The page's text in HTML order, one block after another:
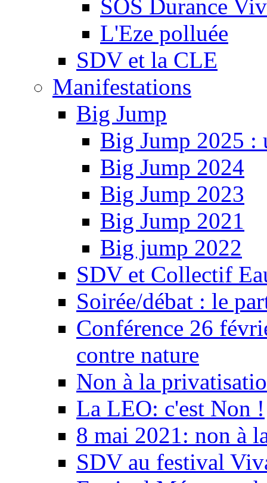
SOS Durance
L'Eze polluée
SDV et la CLE
Manifestations
Big Jump
Big Jump 2025 :
Big Jump 2024
Big Jump 2023
Big Jump 2021
Big jump 2022
SDV et Collectif
Soirée/débat : le
Conférence 26
contre nature
Non à la
La LEO: c'est Non !
8 mai 2021: non à
SDV au festival